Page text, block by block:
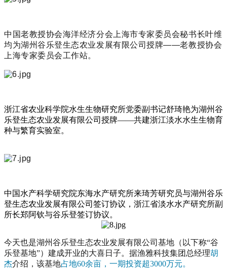
中国老教授协会海洋经济分会上海市专家委员会秘书长叶维
均为湖州谷乐登生态农业发展有限公司授牌——老教授协会
上海专家委员会工作站。
浙江省农业科学院水生生物研究所党委副书记舒琦艳为湖州谷
乐登生态农业发展有限公司授牌——共建浙江淡水水生生物育
种与繁育实验室。
中国水产科学研究院东海水产研究所来琦芳研究员与湖州谷乐
登生态农业发展有限公司签订协议，浙江省淡水水产研究所副
所长郑阿钦与谷乐登签订协议。
今天也是湖州谷乐登生态农业发展有限公司基地（以下称“谷
乐登基地”）建成开业的大喜日子。据渔雅科技集团总经理胡
杰介绍，该基地占地60余亩，一期投资超3000万元。